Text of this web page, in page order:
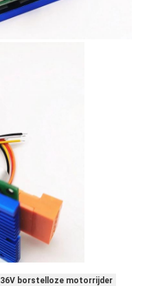
36V borstelloze motorrijder